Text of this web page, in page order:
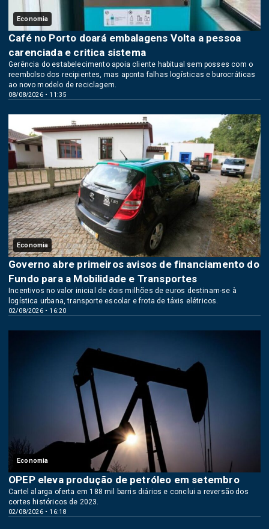
Economia
08/08/2026 • 11:35
Café no Porto doará embalagens Volta a pessoa
carenciada e critica sistema
Gerência do estabelecimento apoia cliente habitual sem posses com o
reembolso dos recipientes, mas aponta falhas logísticas e burocráticas
ao novo modelo de reciclagem.
Economia
02/08/2026 • 16:20
Governo abre primeiros avisos de financiamento do
Fundo para a Mobilidade e Transportes
Incentivos no valor inicial de dois milhões de euros destinam-se à
logística urbana, transporte escolar e frota de táxis elétricos.
Economia
02/08/2026 • 16:18
OPEP eleva produção de petróleo em setembro
Cartel alarga oferta em 188 mil barris diários e conclui a reversão dos
cortes históricos de 2023.